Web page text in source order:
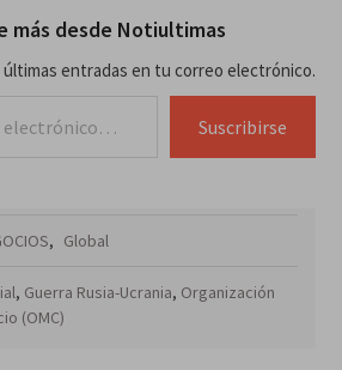
más desde Notiultimas
entradas en tu correo electrónico.
Suscribirse
, Global
, Guerra Rusia-Ucrania, Organización
(OMC)